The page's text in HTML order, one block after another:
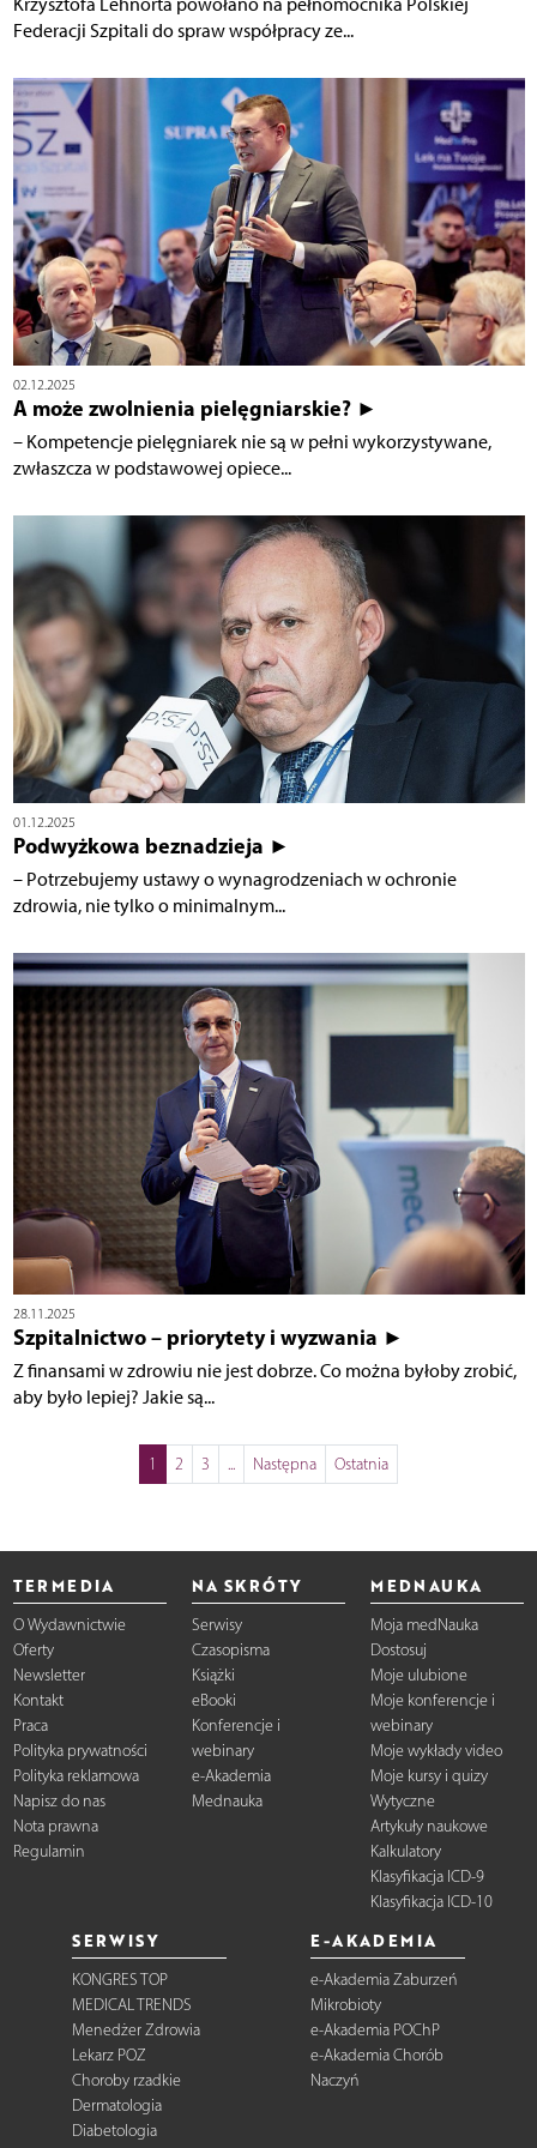
Federacji Szpitali do spraw współpracy ze...
02.12.2025
A może zwolnienia pielęgniarskie? ►
– Kompetencje pielęgniarek nie są w pełni wykorzystywane,
zwłaszcza w podstawowej opiece...
01.12.2025
Podwyżkowa beznadzieja ►
– Potrzebujemy ustawy o wynagrodzeniach w ochronie
zdrowia, nie tylko o minimalnym...
28.11.2025
Szpitalnictwo – priorytety i wyzwania ►
Z finansami w zdrowiu nie jest dobrze. Co można byłoby zrobić,
aby było lepiej? Jakie są...
1 2 3 ... Następna Ostatnia
TERMEDIA
O Wydawnictwie
Oferty
Newsletter
Kontakt
Praca
Polityka prywatności
Polityka reklamowa
Napisz do nas
Nota prawna
Regulamin
NA SKRÓTY
Serwisy
Czasopisma
Książki
eBooki
Konferencje i
webinary
e-Akademia
Mednauka
MEDNAUKA
Moja medNauka
Dostosuj
Moje ulubione
Moje konferencje i
webinary
Moje wykłady video
Moje kursy i quizy
Wytyczne
Artykuły naukowe
Kalkulatory
Klasyfikacja ICD-9
Klasyfikacja ICD-10
SERWISY
KONGRES TOP
MEDICAL TRENDS
Menedżer Zdrowia
Lekarz POZ
Choroby rzadkie
Dermatologia
Diabetologia
E-AKADEMIA
e-Akademia Zaburzeń
Mikrobioty
e-Akademia POChP
e-Akademia Chorób
Naczyń